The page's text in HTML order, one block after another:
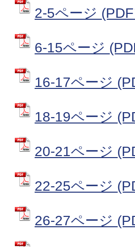
2-5ページ
6-15ページ
16-17ページ
18-19ページ
20-21ページ
22-25ページ
26-27ページ